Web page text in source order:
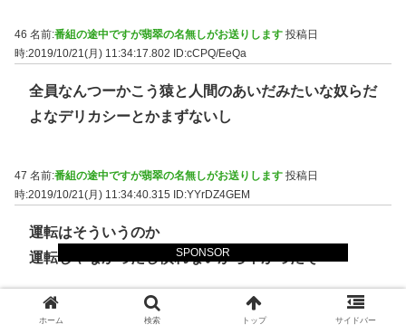
SPONSOR
46 名前:番組の途中ですが翡翠の名無しがお送りします 投稿日
時:2019/10/21(月) 11:34:17.802 ID:cCPQ/EeQa
全員なんつーかこう猿と人間のあいだみたいな奴らだ
よなデリカシーとかまずないし
47 名前:番組の途中ですが翡翠の名無しがお送りします 投稿日
時:2019/10/21(月) 11:34:40.315
ID:YYrDZ4GEM
運転はそういうのか
運転じゃなかったし慣れないから辛かったぞ
48 名前:番組の途中ですが翡翠の名無しがお送りします
ホーム 検索 トップ サイドバー